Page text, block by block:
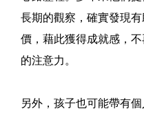
長期的觀察，確實發現
價，藉此獲得成就感，
的注意力。
另外，孩子也可能帶有